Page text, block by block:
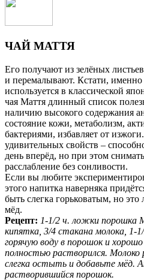
ЧАЙ МАТТЯ
Его получают из зелёных
и перемалывают. Кстати, именно
используется в классической
чая Маття длинный список
наличию высокого содержания
состояние кожи, метаболизм,
бактериями, избавляет от
удивительных свойств –
день вперёд, но при этом
расслабление без сонливости.
Если вы любите
этого напитка наверняка
быть слегка горьковатым, но это
мёд.
Рецепт: 1-1/2 ч. ложки
кипятка, 3/4 стакана молока, 1-
горячую воду в порошок и
полностью растворился. Молоко
слегка остыть и добавьте мёд.
растворившийся порошок.